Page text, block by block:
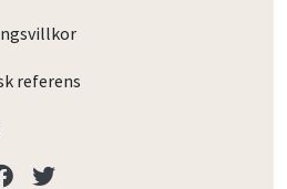
referens